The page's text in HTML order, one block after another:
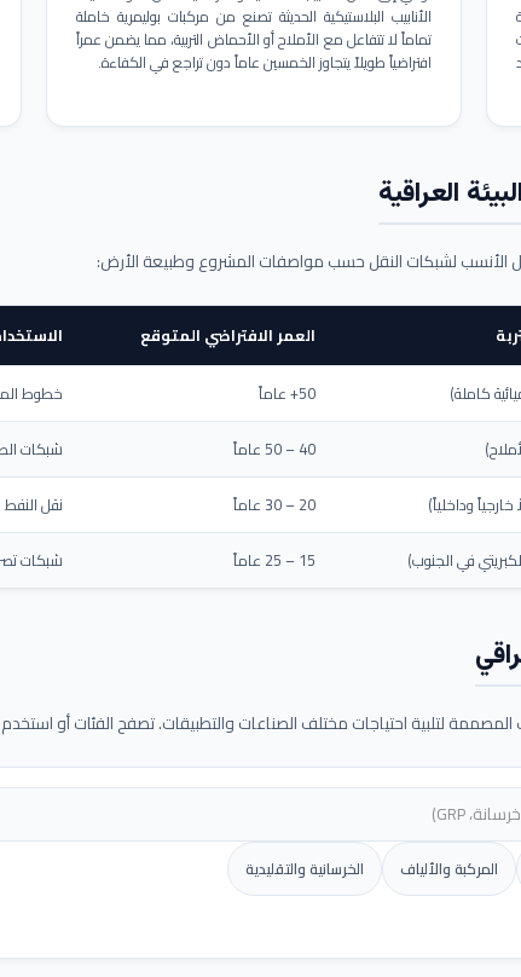
الأنابيب البلاستيكية الحديثة تصنع من مركبات بوليمرية خاملة
تماماً لا تتفاعل مع الأملاح أو الأحماض التربية، مما يضمن عمراً
افتراضياً طويلاً يتجاوز الخمسين عاماً دون تراجع في الكفاءة.
العراقية
الأنسب لشبكات النقل حسب مواصفات المشروع وطبيعة الأرض:
العمر الافتراضي المتوقع
كاملة) 50+ عاماً
خطوط
40 – 50 عاماً
شبكات
وداخلياً) 20 – 30 عاماً
نقل النفط
في الجنوب) 15 – 25 عاماً شبكات
لتلبية احتياجات مختلف الصناعات والتطبيقات. تصفح الفئات أو استخدم
المركبة والألياف الخرسانية والتقليدية